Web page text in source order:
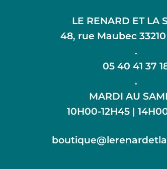
LE RENARD ET LA
48, rue Maubec
.
05 40 41 37
.
MARDI AU
10H00-12H45 |